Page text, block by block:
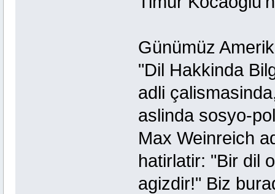
Günümüz
"Dil Hakkinda
adli
aslinda sosyo-
Max Weinreich
hatirlatir: "Bir dil
agizdir!" Biz